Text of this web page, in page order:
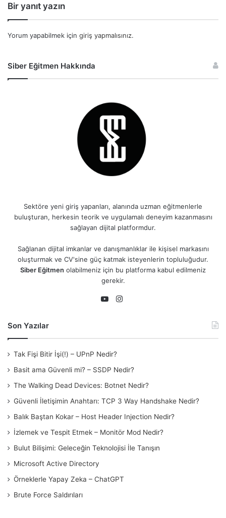
Bir yanıt yazın
Yorum yapabilmek için giriş yapmalısınız.
Siber Eğitmen Hakkında
Sektöre yeni giriş yapanları, alanında uzman eğitmenlerle
buluşturan, herkesin teorik ve uygulamalı deneyim kazanmasını
sağlayan dijital platformdur.
Sağlanan dijital imkanlar ve danışmanlıklar ile kişisel markasını
oluşturmak ve CV'sine güç katmak isteyenlerin topluluğudur.
Siber Eğitmen olabilmeniz için bu platforma kabul edilmeniz
gerekir.
Instagram
Son Yazılar
Tak Fişi Bitir İşi(!) – UPnP Nedir?
Basit ama Güvenli mi? – SSDP Nedir?
The Walking Dead Devices: Botnet Nedir?
Güvenli İletişimin Anahtarı: TCP 3 Way Handshake Nedir?
Balık Baştan Kokar – Host Header Injection Nedir?
İzlemek ve Tespit Etmek – Monitör Mod Nedir?
Bulut Bilişimi: Geleceğin Teknolojisi İle Tanışın
Microsoft Active Directory
Örneklerle Yapay Zeka – ChatGPT
Brute Force Saldırıları